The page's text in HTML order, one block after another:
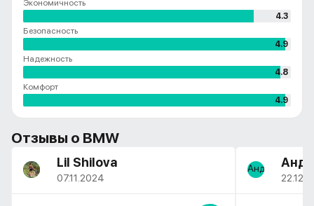
Экономичность
4.3
Безопасность
4.9
Надежность
4.8
Комфорт
4.9
Отзывы о BMW
Lil Shilova
07.11.2024